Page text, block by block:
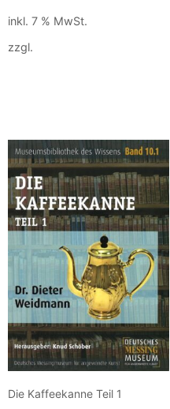
inkl. 7 % MwSt.
zzgl.
Die Kaffeekanne Teil 1